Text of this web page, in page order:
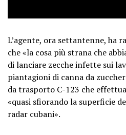
L’agente, ora settantenne, ha
che «la cosa più strana che
di lanciare zecche infette sui
piantagioni di canna da
da trasporto C-123 che
«quasi sfiorando la superficie
radar cubani».